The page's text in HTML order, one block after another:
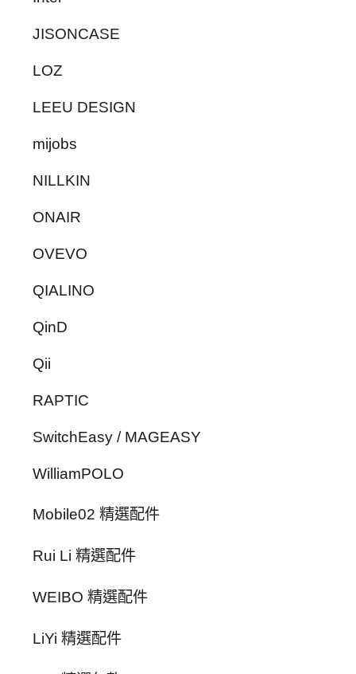
JISONCASE
LOZ
LEEU DESIGN
mijobs
NILLKIN
ONAIR
OVEVO
QIALINO
QinD
Qii
RAPTIC
SwitchEasy / MAGEASY
WilliamPOLO
Mobile02 精選配件
Rui Li 精選配件
WEIBO 精選配件
LiYi 精選配件